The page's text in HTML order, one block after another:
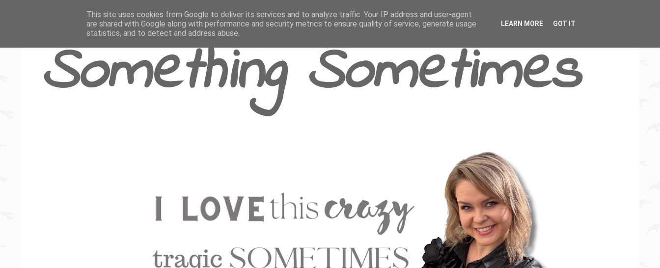
Something Sometimes
This site uses cookies from Google to deliver its services and to analyze traffic. Your IP address and user-agent
are shared with Google along with performance and security metrics to ensure quality of service, generate usage
statistics, and to detect and address abuse.
LEARN MORE GOT IT